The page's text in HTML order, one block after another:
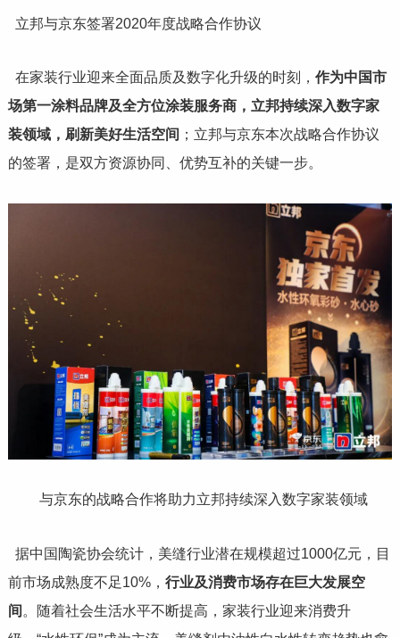
立邦与京东签署2020年度战略合作协议
在家装行业迎来全面品质及数字化升级的时刻， 作为中国市
场第一涂料品牌及全方位涂装服务商，立邦持续深入数字家
装领域，刷新美好生活空间 ；立邦与京东本次战略合作协议
的签署，是双方资源协同、优势互补的关键一步。
与京东的战略合作将助力立邦持续深入数字家装领域
据中国陶瓷协会统计，美缝行业潜在规模超过1000亿元，目
前市场成熟度不足10%， 行业及消费市场存在巨大发展空
间 。随着社会生活水平不断提高，家装行业迎来消费升